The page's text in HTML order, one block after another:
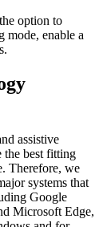
option to
mode, enable a
assistive
the best fitting
Therefore, we
systems that
Google
Microsoft Edge,